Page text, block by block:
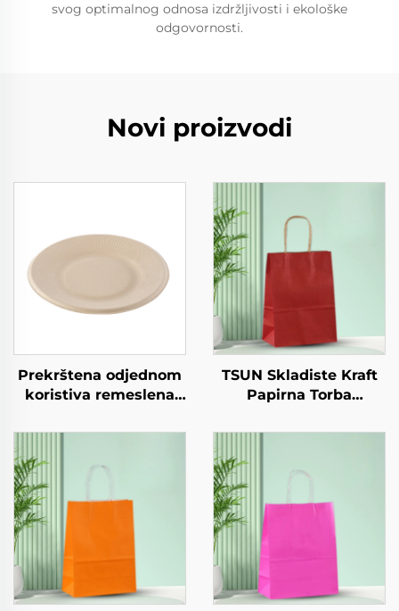
svog optimalnog odnosa izdržljivosti i ekološke
odgovornosti.
Novi proizvodi
Prekrštena odjednom
koristiva remeslena
salatu Šalice Snack
Slatkoće Čokolade
Hamburgeri - za
Catering Crafts
TSUN Skladiste Kraft
Papirna Torba
Odvoz i Nova
Darivanje Pakiranje